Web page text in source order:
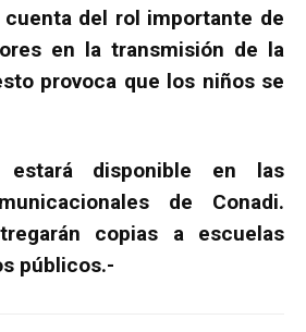
del rol importante de
en la transmisión de la
provoca que los niños se
estará disponible en las
de Conadi.
copias a escuelas
públicos.-